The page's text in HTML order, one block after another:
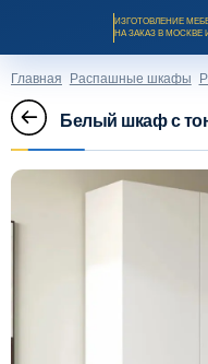
ИЗГОТОВЛЕНИЕ
НА ЗАКАЗ В МОСКВЕ
Главная Распашные шкафы
Белый шкаф с